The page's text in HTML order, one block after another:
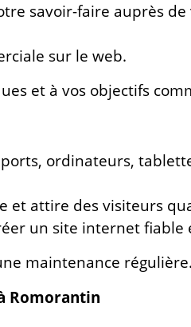
savoir-faire auprès de
sur le web.
et à vos objectifs
ordinateurs,
et attire des visiteurs
un site internet fiable
maintenance régulière.
Romorantin